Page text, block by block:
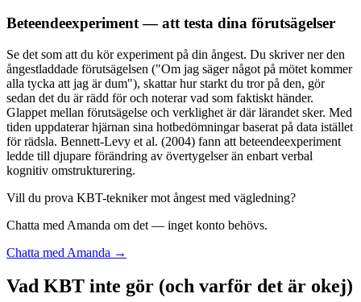
Beteendeexperiment — att testa dina förutsägelser
Se det som att du kör experiment på din ångest. Du skriver ner den
ångestladdade förutsägelsen ("Om jag säger något på mötet kommer
alla tycka att jag är dum"), skattar hur starkt du tror på den, gör
sedan det du är rädd för och noterar vad som faktiskt händer.
Glappet mellan förutsägelse och verklighet är där lärandet sker. Med
tiden uppdaterar hjärnan sina hotbedömningar baserat på data istället
för rädsla. Bennett-Levy et al. (2004) fann att beteendeexperiment
ledde till djupare förändring av övertygelser än enbart verbal
kognitiv omstrukturering.
Vill du prova KBT-tekniker mot ångest med vägledning?
Chatta med Amanda om det — inget konto behövs.
Chatta med Amanda →
Vad KBT inte gör (och varför det är okej)